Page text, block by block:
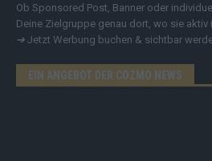
Ob Sponsored Post, Banner oder
Deine Zielgruppe genau dort, wo sie aktiv
➔ Jetzt Werbung buchen & sichtbar
EIN ANGEBOT DER COZMO NEWS